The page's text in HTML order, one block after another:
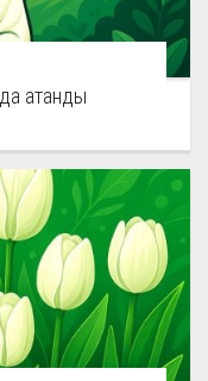
атанды